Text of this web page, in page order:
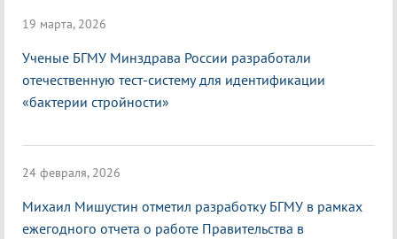
19 марта, 2026
Ученые БГМУ Минздрава России разработали
отечественную тест-систему для идентификации
«бактерии стройности»
24 февраля, 2026
Михаил Мишустин отметил разработку БГМУ в рамках
ежегодного отчета о работе Правительства в